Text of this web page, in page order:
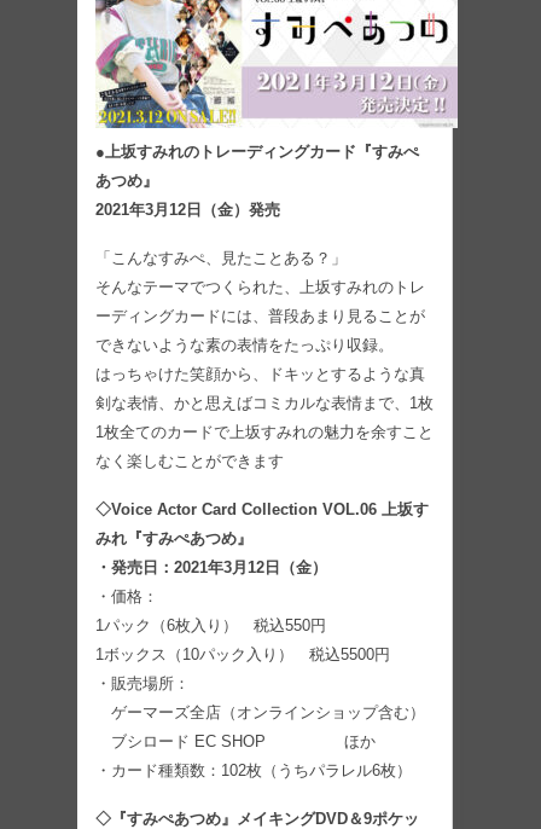
●上坂すみれのトレーディングカード『すみぺ
あつめ』
2021年3月12日（金）発売
「こんなすみぺ、見たことある？」
そんなテーマでつくられた、上坂すみれのトレ
ーディングカードには、普段あまり見ることが
できないような素の表情をたっぷり収録。
はっちゃけた笑顔から、ドキッとするような真
剣な表情、かと思えばコミカルな表情まで、1枚
1枚全てのカードで上坂すみれの魅力を余すこと
なく楽しむことができます
◇Voice Actor Card Collection VOL.06 上坂す
みれ『すみぺあつめ』
・発売日：2021年3月12日（金）
・価格：
1パック（6枚入り） 税込550円
1ボックス（10パック入り） 税込5500円
・販売場所：
ゲーマーズ全店（オンラインショップ含む）
ブシロード EC SHOP ほか
・カード種類数：102枚（うちパラレル6枚）
◇『すみぺあつめ』メイキングDVD＆9ポケッ